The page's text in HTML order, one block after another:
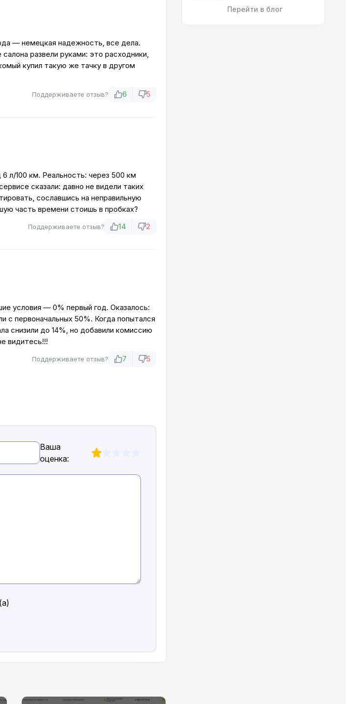
— немецкая надежность, все дела.
развели руками: это расходники,
купил такую же тачку в другом
Поддерживаете отзыв? 6 5
л/100 км. Реальность: через 500 км
сказали: давно не видели таких
сославшись на неправильную
часть времени стоишь в пробках?
Поддерживаете отзыв? 14 2
условия — 0% первый год. Оказалось:
с первоначальных 50%. Когда попытался
снизили до 14%, но добавили комиссию
видитесь!!!
Поддерживаете отзыв? 7 5
Ваша
оценка:
Перейти в блог